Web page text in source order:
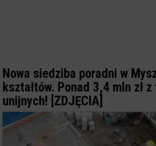
Nowa siedziba poradni w
kształtów. Ponad 3,4 mln zł
unijnych! [ZDJĘCIA]